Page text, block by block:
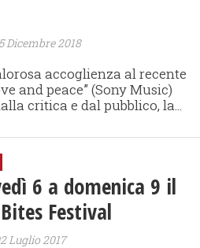
Dicembre 2018
accoglienza al recente
and peace” (Sony Music)
critica e dal pubblico, la...
6 a domenica 9 il
Festival
Luglio 2017